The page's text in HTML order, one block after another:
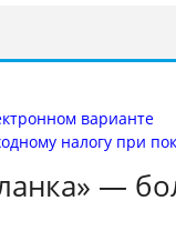
варианте
налогу при
—